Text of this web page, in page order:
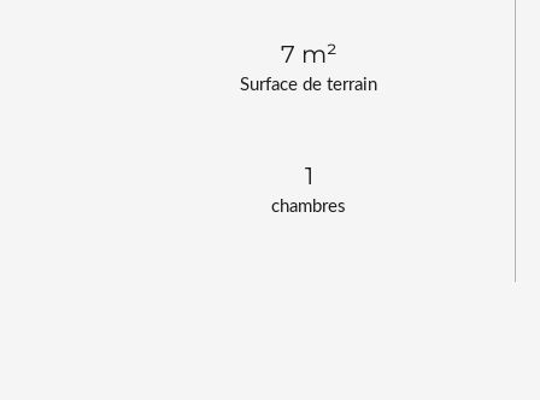
Surface de terrain
7 m²
chambres
1